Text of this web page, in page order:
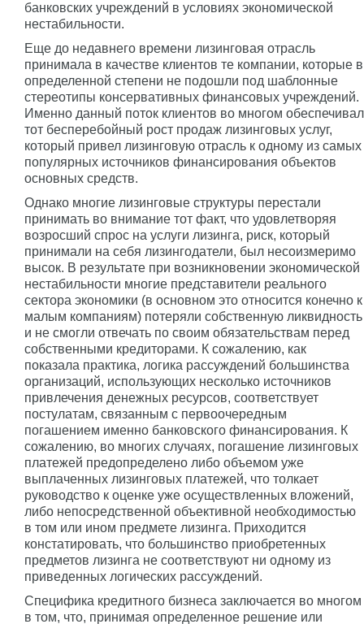
банковских учреждений в условиях экономической
нестабильности.
Еще до недавнего времени лизинговая отрасль
принимала в качестве клиентов те компании, которые в
определенной степени не подошли под шаблонные
стереотипы консервативных финансовых учреждений.
Именно данный поток клиентов во многом обеспечивал
тот бесперебойный рост продаж лизинговых услуг,
который привел лизинговую отрасль к одному из самых
популярных источников финансирования объектов
основных средств.
Однако многие лизинговые структуры перестали
принимать во внимание тот факт, что удовлетворяя
возросший спрос на услуги лизинга, риск, который
принимали на себя лизингодатели, был несоизмеримо
высок. В результате при возникновении экономической
нестабильности многие представители реального
сектора экономики (в основном это относится конечно к
малым компаниям) потеряли собственную ликвидность
и не смогли отвечать по своим обязательствам перед
собственными кредиторами. К сожалению, как
показала практика, логика рассуждений большинства
организаций, использующих несколько источников
привлечения денежных ресурсов, соответствует
постулатам, связанным с первоочередным
погашением именно банковского финансирования. К
сожалению, во многих случаях, погашение лизинговых
платежей предопределено либо объемом уже
выплаченных лизинговых платежей, что толкает
руководство к оценке уже осуществленных вложений,
либо непосредственной объективной необходимостью
в том или ином предмете лизинга. Приходится
констатировать, что большинство приобретенных
предметов лизинга не соответствуют ни одному из
приведенных логических рассуждений.
Специфика кредитного бизнеса заключается во многом
в том, что, принимая определенное решение или